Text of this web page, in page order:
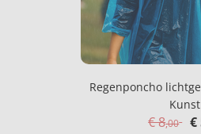
Regenponcho
Kunst
€ 8,00 €